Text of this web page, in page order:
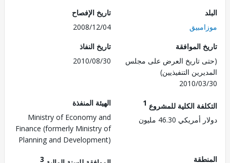
تاريخ الإفصاح
2008/12/04
الموافقة
تاريخ العرض على مجلس
التنفيذيين)
2010/
تاريخ النفاذ
2010/08/30
الكلية للمشروع1
46.30 مليون
الهيئة المنفذة
Ministry of Economy and
Finance (formerly Ministry of
Planning and Development)
3